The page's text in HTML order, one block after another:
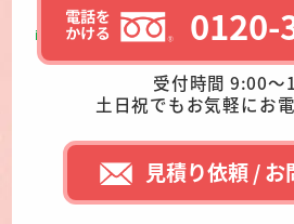
0120-
受付時間 9:00～
土日祝でもお気軽にお
見積り依頼 / お